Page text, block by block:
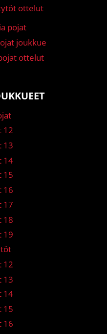
ottelut
pojat
joukkue
ottelut
12
13
14
15
16
17
18
19
12
13
14
15
16